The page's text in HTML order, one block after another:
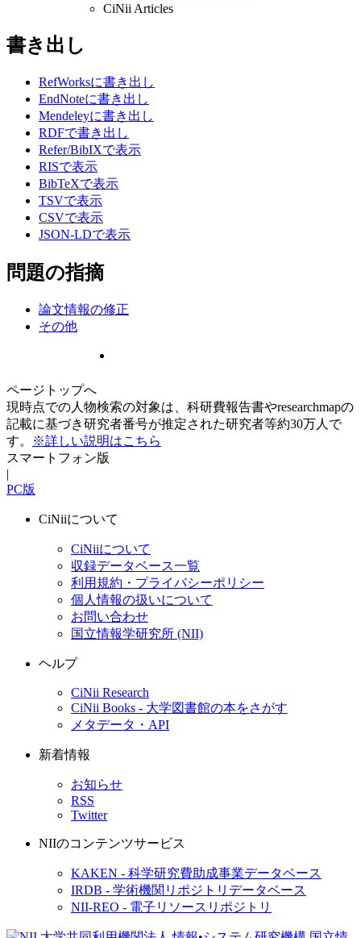
CiNii Articles
書き出し
RefWorksに書き出し
EndNoteに書き出し
Mendeleyに書き出し
RDFで書き出し
Refer/BibIXで表示
RISで表示
BibTeXで表示
TSVで表示
CSVで表示
JSON-LDで表示
問題の指摘
論文情報の修正
その他
ページトップへ
現時点での人物検索の対象は、科研費報告書やresearchmapの
記載に基づき研究者番号が推定された研究者等約30万人で
す。
※詳しい説明はこちら
スマートフォン版
|
PC版
CiNiiについて
CiNiiについて
収録データベース一覧
利用規約・プライバシーポリシー
個人情報の扱いについて
お問い合わせ
国立情報学研究所 (NII)
ヘルプ
CiNii Research
CiNii Books - 大学図書館の本をさがす
メタデータ・API
新着情報
お知らせ
RSS
Twitter
NIIのコンテンツサービス
KAKEN - 科学研究費助成事業データベース
IRDB - 学術機関リポジトリデータベース
NII-REO - 電子リソースリポジトリ